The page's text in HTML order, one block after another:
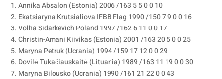
1. Annika Absalon (Estonia) 2006 /163 5 5 0 0 10
2. Ekatsiaryna Krutsialiova IFBB Flag 1990 /150 7 9 0 0 16
3. Volha Sidarkevich Poland 1997 /162 6 11 0 0 17
4. Christin-Amani Kiivikas (Estonia) 2001 /163 20 5 0 0 25
5. Maryna Petruk (Ucrania) 1994 /159 17 12 0 0 29
6. Dovilė Tukačiauskaitė (Lituania) 1989 /163 11 19 0 0 30
7. Maryna Bilousko (Ucrania) 1990 /161 21 22 0 0 43